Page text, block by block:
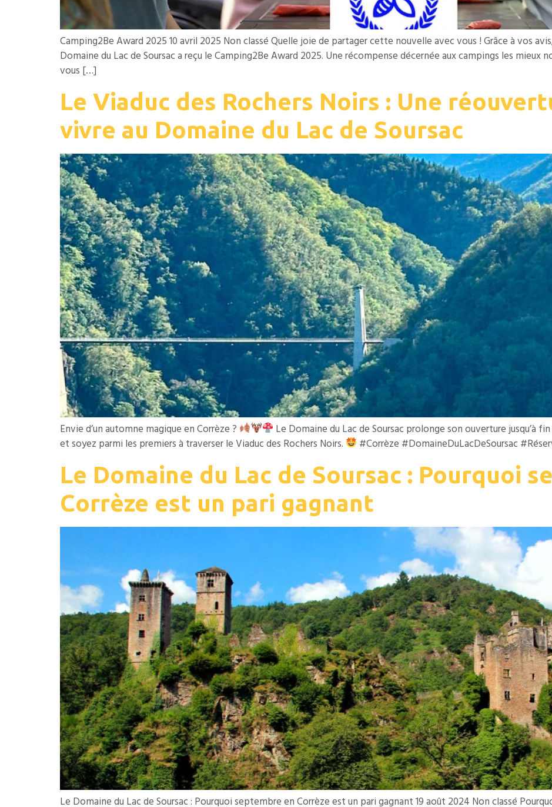
Camping2Be Award 2025 10 avril 2025 Non classé Quelle joie de partager cette nouvelle avec vous ! Grâce à vos
Domaine du Lac de Soursac a reçu le Camping2Be Award 2025. Une récompense décernée aux campings les mieux
vous […]
Le Viaduc des Rochers Noirs : Une
vivre au Domaine du Lac de Soursac
Envie d’un automne magique en Corrèze ?
Le Domaine du Lac de Soursac prolonge son ouverture jusqu’à
et soyez parmi les premiers à traverser le Viaduc des Rochers Noirs.
#Corrèze #DomaineDuLacDeSoursac
Le Domaine du Lac de Soursac : Pourquoi
Corrèze est un pari gagnant
Le Domaine du Lac de Soursac : Pourquoi septembre en Corrèze est un pari gagnant 19 août 2024 Non classé